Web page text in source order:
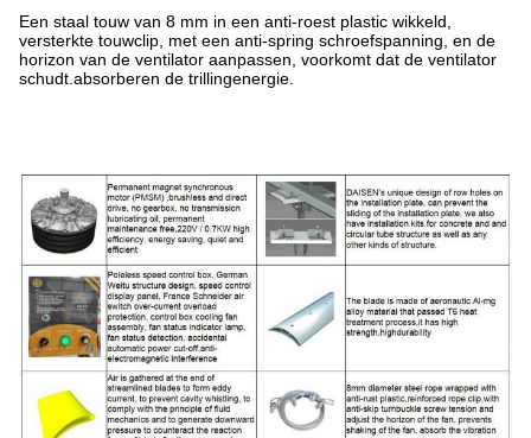
Een staal touw van 8 mm in een anti-roest plastic wikkeld,
versterkte touwclip, met een anti-spring schroefspanning, en de
horizon van de ventilator aanpassen, voorkomt dat de ventilator
schudt.absorberen de trillingenergie.